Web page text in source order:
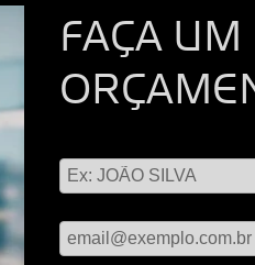
FAÇA UM